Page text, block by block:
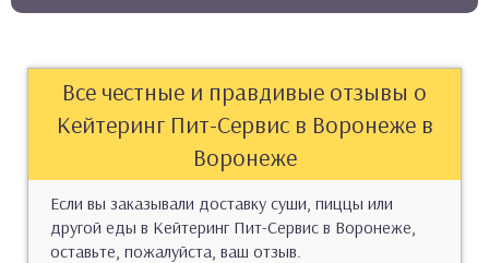
Все честные и правдивые отзывы о
Кейтеринг Пит-Сервис в Воронеже в
Воронеже
Если вы заказывали доставку суши, пиццы или
другой еды в Кейтеринг Пит-Сервис в Воронеже,
оставьте, пожалуйста, ваш отзыв.